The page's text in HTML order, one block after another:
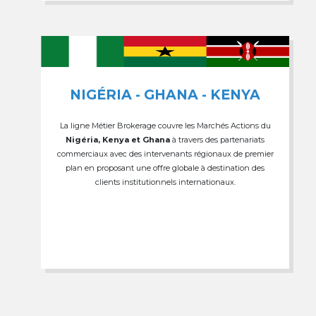
NIGÉRIA - GHANA - KENYA
La ligne Métier Brokerage couvre les Marchés Actions du
Nigéria, Kenya et Ghana à travers des partenariats
commerciaux avec des intervenants régionaux de premier
plan en proposant une offre globale à destination des
clients institutionnels internationaux.